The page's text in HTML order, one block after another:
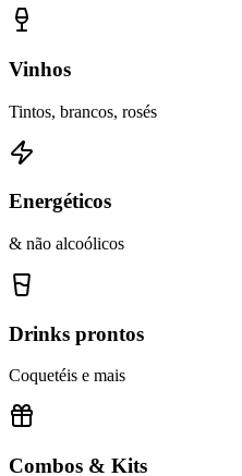
Vinhos
Tintos, brancos, rosés
Energéticos
& não alcoólicos
Drinks prontos
Coquetéis e mais
Combos & Kits